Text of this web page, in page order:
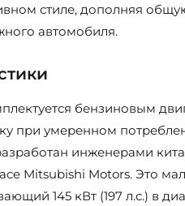
стиле, дополняя
автомобиля.
бензиновым
при умеренном
инженерами
Mitsubishi Motors. Это
145 кВт (197 л.с.) в